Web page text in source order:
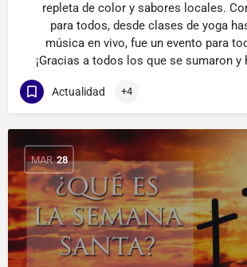
repleta de color y sabores locales.
para todos, desde clases de yoga
música en vivo, fue un evento para
¡Gracias a todos los que se sumaron y
Actualidad +4
MAR 28